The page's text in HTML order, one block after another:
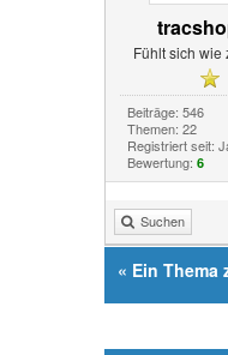
Fühlt sich wie
Beiträge: 546
Themen: 22
Registriert seit:
Bewertung: 6
Suchen
« Ein Thema